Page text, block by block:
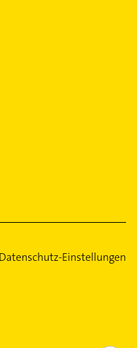
Datenschutz-Einstellungen